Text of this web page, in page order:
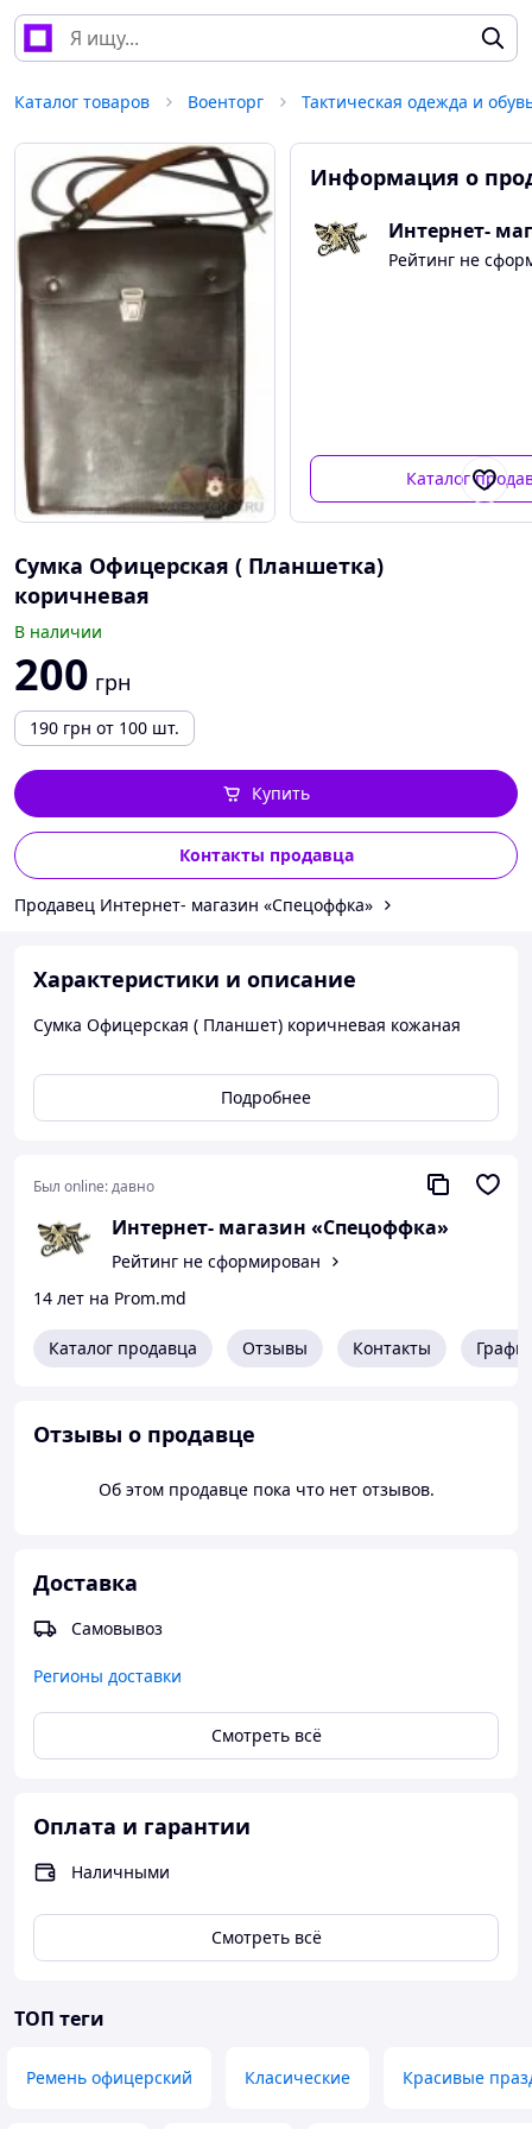
Каталог товаров Военторг Тактическая одежда и
Информация о
Интернет-
Рейтинг не
Каталог
Сумка Офицерская ( Планшетка)
коричневая
В наличии
200 грн
190 грн от 100 шт.
Контакты продавца
Купить
Продавец Интернет- магазин «Спецоффка»
Характеристики и описание
Сумка Офицерская ( Планшет) коричневая кожаная
Подробнее
Был online:давно
Интернет- магазин «Спецоффка»
Рейтинг не сформирован
14 лет на Prom.md
Каталог продавца Отзывы Контакты
Отзывы о продавце
Об этом продавце пока что нет отзывов.
Доставка
Самовывоз
Регионы доставки
Смотреть всё
Оплата и гарантии
Наличными
Смотреть всё
ТОП теги
Ремень офицерский Класические Красивые